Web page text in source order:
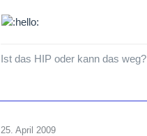
Ist das HIP oder kann das weg?
25. April 2009